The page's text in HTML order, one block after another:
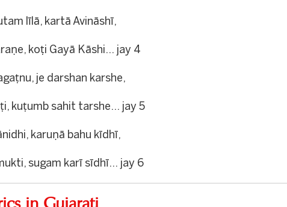
līlā, kartā Avināshī,
koṭi Gayā Kāshi… jay 4
je darshan karshe,
kuṭumb sahit tarshe… jay 5
karuṇā bahu kīdhī,
sugam karī sīdhī… jay 6